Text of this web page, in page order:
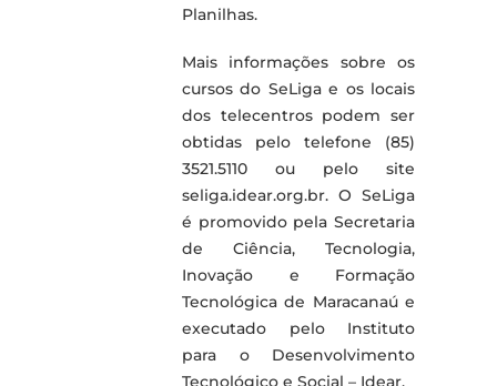
Planilhas.
Mais informações sobre os
cursos do SeLiga e os locais
dos telecentros podem ser
obtidas pelo telefone (85)
3521.5110 ou pelo site
seliga.idear.org.br. O SeLiga
é promovido pela Secretaria
de Ciência, Tecnologia,
Inovação e Formação
Tecnológica de Maracanaú e
executado pelo Instituto
para o Desenvolvimento
Tecnológico e Social – Idear.